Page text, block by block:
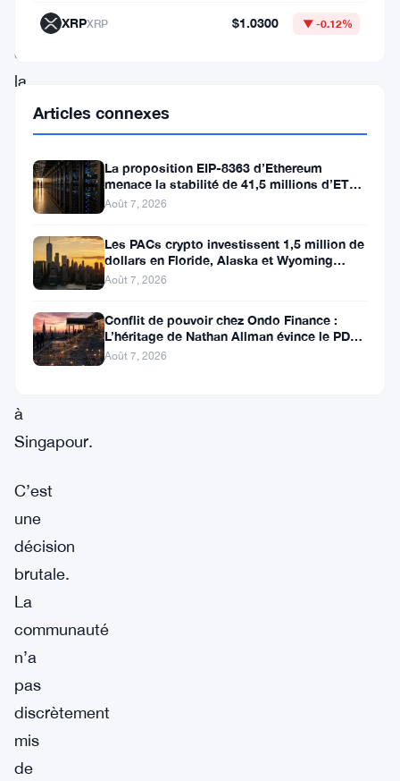
2026,
et
la
communauté
redirigé
son
attention
vers
une
ciblée
à
Singapour.
C’est
une
décision
brutale.
La
communauté
n’a
pas
discrètement
mis
de
XRPXRP $1.0300 ▼ -0.12%
Articles connexes
La proposition EIP-8363 d’Ethereum
menace la stabilité de 41,5 millions d’ETH
stakés et de la DeFi
Août 7, 2026
Les PACs crypto investissent 1,5 million de
dollars en Floride, Alaska et Wyoming
après un revers au Michigan
Août 7, 2026
Conflit de pouvoir chez Ondo Finance :
L’héritage de Nathan Allman évince le PDG
Ian De Bode le 24 juillet
Août 7, 2026